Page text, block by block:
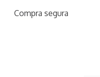
Compra segura